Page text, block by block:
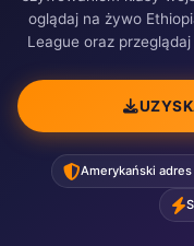
oglądaj na żywo
League oraz
Amerykański adres